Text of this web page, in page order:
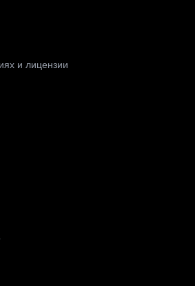
и лицензии